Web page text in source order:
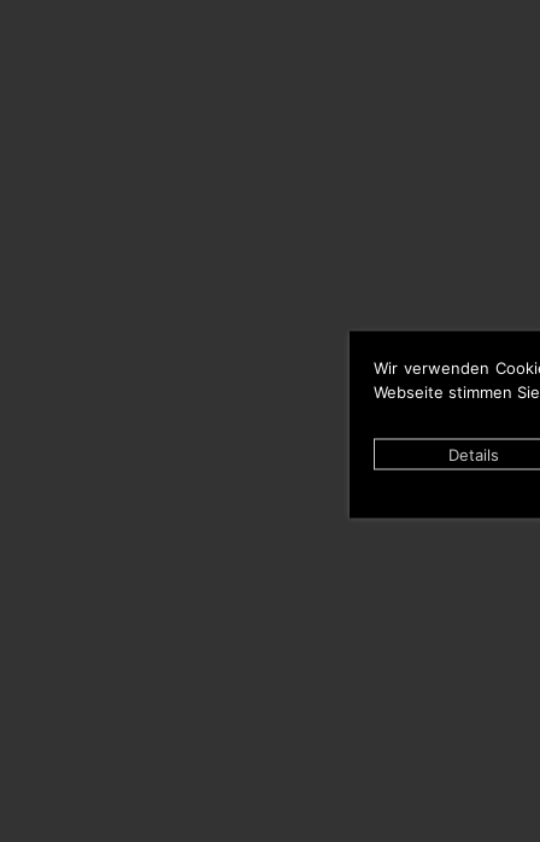
Wir verwenden
Webseite stimmen
Details